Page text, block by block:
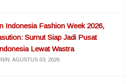
Indonesia Fashion Week 2026,
Sumut Siap Jadi Pusat
Lewat Wastra
AGUSTUS 03, 2026